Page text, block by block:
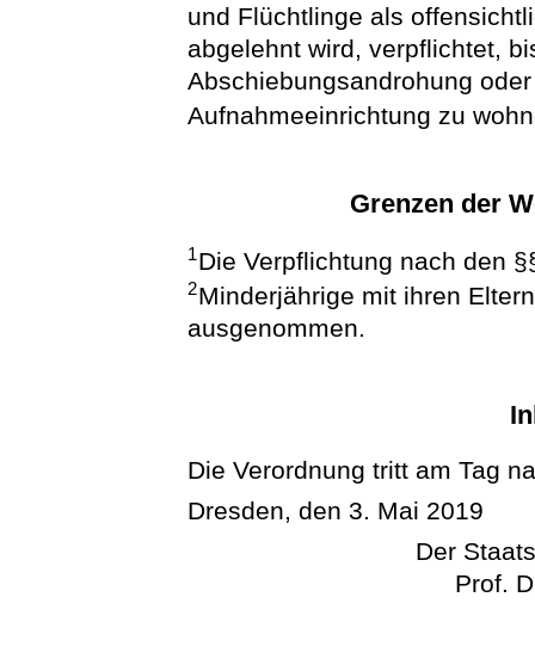
und Flüchtlinge als
abgelehnt wird, verpflichtet,
Abschiebungsandrohung
Aufnahmeeinrichtung zu
Grenzen der
1Die Verpflichtung nach den
2Minderjährige mit ihren
ausgenommen.
Die Verordnung tritt am Tag
Dresden, den 3. Mai 2019
Der
Prof.